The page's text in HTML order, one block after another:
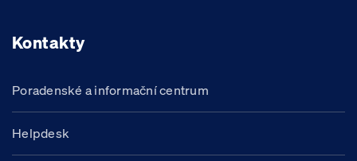
Kontakty
Poradenské a informační centrum
Helpdesk